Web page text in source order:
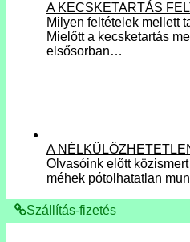
A KECSKETARTÁS
Milyen feltételek mellett
Mielőtt a kecsketartás
elsősorban…
A
Olvasóink előtt
méhek pótolhatatlan
Szállítás-fizetés